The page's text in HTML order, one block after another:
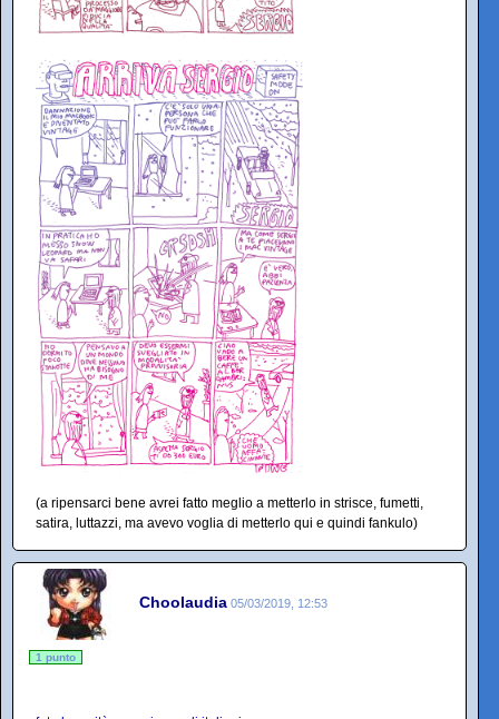
(a ripensarci bene avrei fatto meglio a metterlo in strisce, fumetti,
satira, luttazzi, ma avevo voglia di metterlo qui e quindi fankulo)
Choolaudia 05/03/2019, 12:53
1 punto